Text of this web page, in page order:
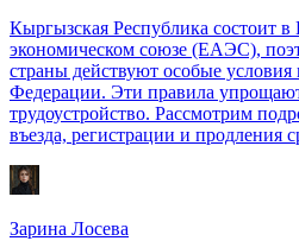
Кыргызская Республика состоит в
экономическом союзе (ЕАЭС),
страны действуют особые
Федерации. Эти правила
трудоустройство. Рассмотрим
въезда, регистрации и продления
Зарина Лосева